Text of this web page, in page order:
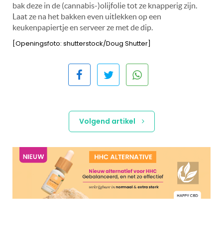
bak deze in de (cannabis-)olijfolie tot ze knapperig zijn.
Laat ze na het bakken even uitlekken op een
keukenpapiertje en serveer ze met de dip.
[Openingsfoto: shutterstock/Doug Shutter]
Volgend artikel